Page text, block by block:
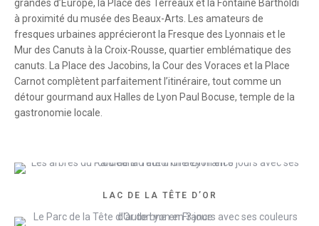
grandes d’Europe, la Place des Terreaux et la Fontaine Bartholdi
à proximité du musée des Beaux-Arts. Les amateurs de
fresques urbaines apprécieront la Fresque des Lyonnais et le
Mur des Canuts à la Croix-Rousse, quartier emblématique des
canuts. La Place des Jacobins, la Cour des Voraces et la Place
Carnot complètent parfaitement l’itinéraire, tout comme un
détour gourmand aux Halles de Lyon Paul Bocuse, temple de la
gastronomie locale.
LAC DE LA TÊTE D’OR